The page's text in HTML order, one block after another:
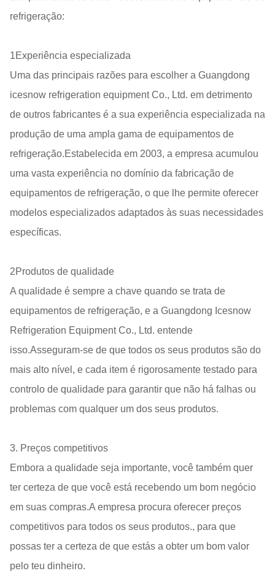
refrigeração:
1Experiência especializada
Uma das principais razões para escolher a Guangdong
icesnow refrigeration equipment Co., Ltd. em detrimento
de outros fabricantes é a sua experiência especializada na
produção de uma ampla gama de equipamentos de
refrigeração.Estabelecida em 2003, a empresa acumulou
uma vasta experiência no domínio da fabricação de
equipamentos de refrigeração, o que lhe permite oferecer
modelos especializados adaptados às suas necessidades
específicas.
2Produtos de qualidade
A qualidade é sempre a chave quando se trata de
equipamentos de refrigeração, e a Guangdong Icesnow
Refrigeration Equipment Co., Ltd. entende
isso.Asseguram-se de que todos os seus produtos são do
mais alto nível, e cada item é rigorosamente testado para
controlo de qualidade para garantir que não há falhas ou
problemas com qualquer um dos seus produtos.
3. Preços competitivos
Embora a qualidade seja importante, você também quer
ter certeza de que você está recebendo um bom negócio
em suas compras.A empresa procura oferecer preços
competitivos para todos os seus produtos., para que
possas ter a certeza de que estás a obter um bom valor
pelo teu dinheiro.